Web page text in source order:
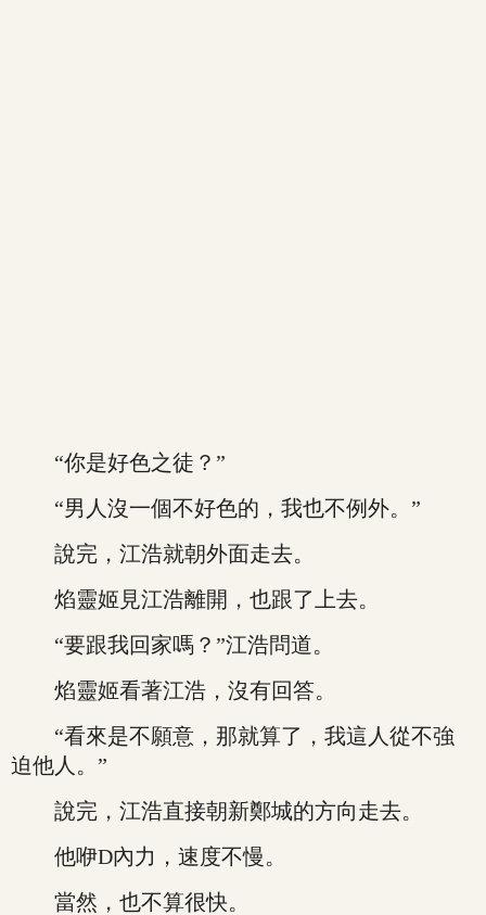
“你是好色之徒？”
“男人沒一個不好色的，我也不例外。”
說完，江浩就朝外面走去。
焰靈姬見江浩離開，也跟了上去。
“要跟我回家嗎？”江浩問道。
焰靈姬看著江浩，沒有回答。
“看來是不願意，那就算了，我這人從不強
迫他人。”
說完，江浩直接朝新鄭城的方向走去。
他咿D內力，速度不慢。
當然，也不算很快。